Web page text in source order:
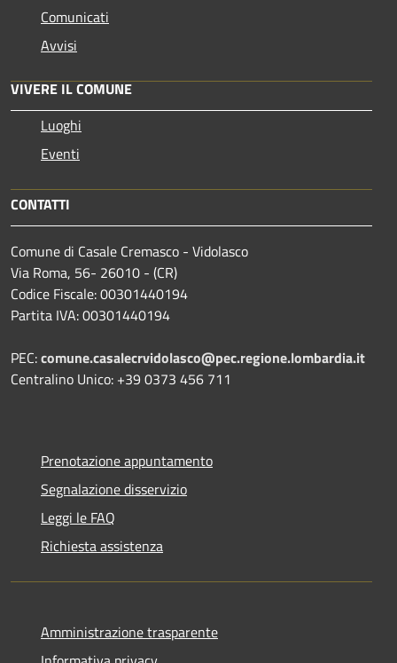
Comunicati
Avvisi
VIVERE IL COMUNE
Luoghi
Eventi
CONTATTI
Comune di Casale Cremasco - Vidolasco
Via Roma, 56- 26010 - (CR)
Codice Fiscale: 00301440194
Partita IVA: 00301440194
PEC:comune.casalecrvidolasco@pec.regione.lombardia.it
Centralino Unico: +39 0373 456 711
Prenotazione appuntamento
Segnalazione disservizio
Leggi le FAQ
Richiesta assistenza
Amministrazione trasparente